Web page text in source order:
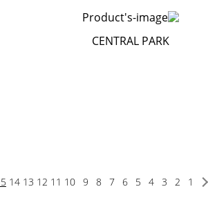
CENTRAL PARK
1
2
3
4
5
6
7
8
9
10
11
12
13
14